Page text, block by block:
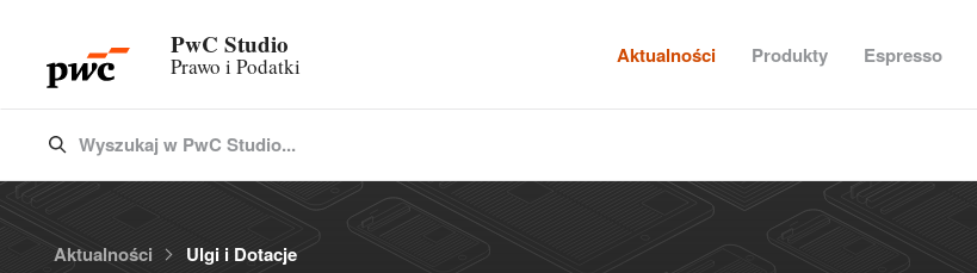
PwC Studio
Prawo i Podatki Aktualności Produkty Espresso
Type 3 or more characters for results.
Wyszukaj w PwC Studio...
Aktualności Ulgi i Dotacje